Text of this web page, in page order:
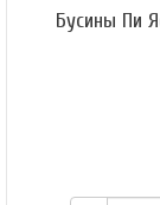
Бусины Пи